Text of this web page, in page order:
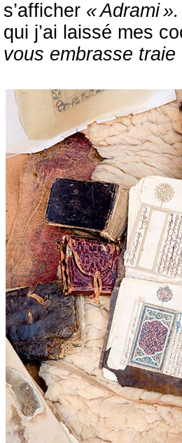
s’afficher « Adrami ».
qui j’ai laissé mes
vous embrasse traie